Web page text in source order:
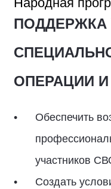
ПОДДЕРЖКА
ОПЕРАЦИИ
Обеспечить
участников
Создать